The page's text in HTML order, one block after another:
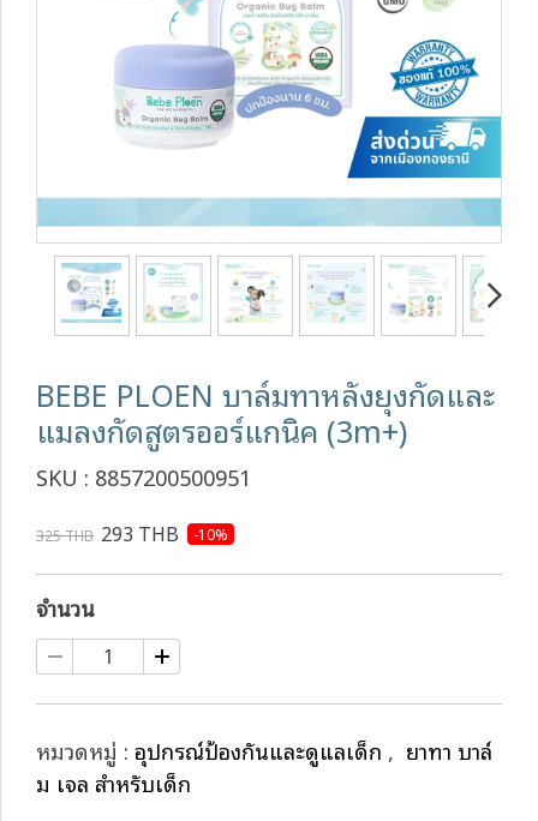
BEBE PLOEN บาล์มทาหลังยุงกัดและ
แมลงกัดสูตรออร์แกนิค (3m+)
SKU : 8857200500951
325 THB 293 THB -10%
จำนวน
หมวดหมู่ : อุปกรณ์ป้องกันและดูแลเด็ก , ยาทา บาล์
ม เจล สำหรับเด็ก